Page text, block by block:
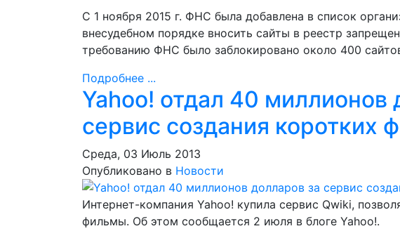
С 1 ноября 2015 г. ФНС была добавлена в список
внесудебном порядке вносить сайты в реестр
требованию ФНС было заблокировано около 400
Подробнее ...
Yahoo! отдал 40 миллионов
сервис создания коротких
Среда, 03 Июль 2013
Опубликовано в Новости
Интернет-компания Yahoo! купила сервис Qwiki,
фильмы. Об этом сообщается 2 июля в блоге Yahoo!.